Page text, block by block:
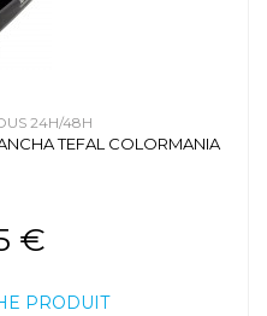
24H/48H
TEFAL COLORMANIA
€
PRODUIT